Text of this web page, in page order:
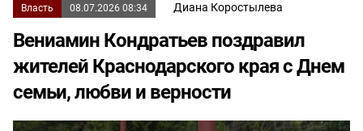
Власть 08.07.2026 08:34 Диана Коростылева
Вениамин Кондратьев поздравил
жителей Краснодарского края с Днем
семьи, любви и верности